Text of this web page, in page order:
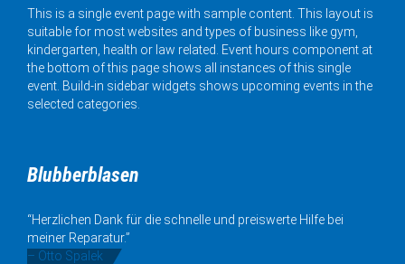
This is a single event page with sample content. This layout is
suitable for most websites and types of business like gym,
kindergarten, health or law related. Event hours component at
the bottom of this page shows all instances of this single
event. Build-in sidebar widgets shows upcoming events in the
selected categories.
Blubberblasen
“Herzlichen Dank für die schnelle und preiswerte Hilfe bei
meiner Reparatur.”
– Otto Spalek